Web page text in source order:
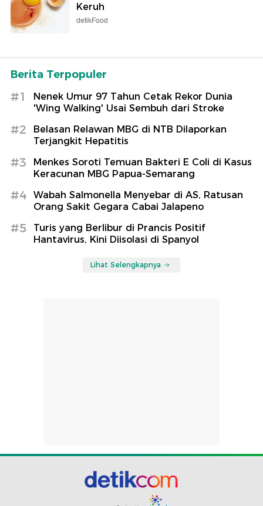
Keruh
detikFood
Berita Terpopuler
#1
Nenek Umur 97 Tahun Cetak Rekor Dunia
'Wing Walking' Usai Sembuh dari Stroke
#2
Belasan Relawan MBG di NTB Dilaporkan
Terjangkit Hepatitis
#3
Menkes Soroti Temuan Bakteri E Coli di Kasus
Keracunan MBG Papua-Semarang
#4
Wabah Salmonella Menyebar di AS, Ratusan
Orang Sakit Gegara Cabai Jalapeno
#5
Turis yang Berlibur di Prancis Positif
Hantavirus, Kini Diisolasi di Spanyol
Lihat Selengkapnya